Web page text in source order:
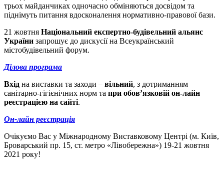
трьох майданчиках одночасно обміняються досвідом та
піднімуть питання вдосконалення нормативно-правової бази.
21 жовтня Національний експертно-будівельний альянс
України запрошує до дискусії на Всеукраїнський
містобудівельний форум.
Ділова програма
Вхід на виставки та заходи – вільний, з дотриманням
санітарно-гігієнічних норм та при обов’язковій он-лайн
реєстрацією на сайті.
Он-лайн реєстрація
Очікуємо Вас у Міжнародному Виставковому Центрі (м. Київ,
Броварський пр. 15, ст. метро «Лівобережна») 19-21 жовтня
2021 року!